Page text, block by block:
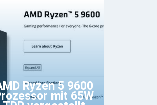
Ryzen 5 9600
mit 65W